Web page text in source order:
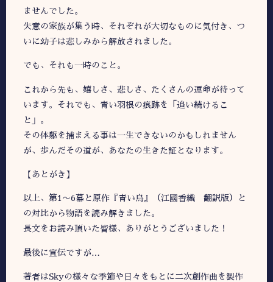
ませんでした。
失意の家族が集う時、それぞれが大切なものに気付き、つ
いに幼子は悲しみから解放されました。
でも、それも一時のこと。
これから先も、嬉しさ、悲しさ、たくさんの運命が待って
います。それでも、青い羽根の痕跡を「追い続けるこ
と」。
その体躯を捕まえる事は一生できないのかもしれません
が、歩んだその道が、あなたの生きた証となります。
【あとがき】
以上、第1〜6幕と原作『青い鳥』（江國香織 翻訳版）と
の対比から物語を読み解きました。
長文をお読み頂いた皆様、ありがとうございました！
最後に宣伝ですが…
著者はSkyの様々な季節や日々をもとに二次創作曲を製作